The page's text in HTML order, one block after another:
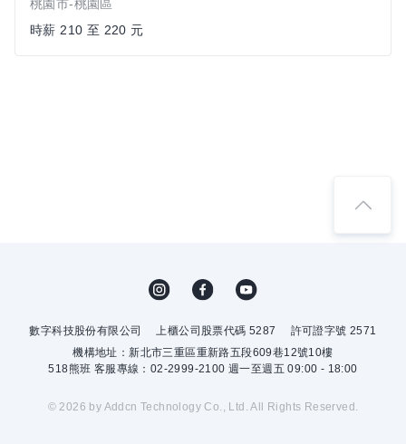
桃園市-桃園區
時薪 210 至 220 元
數字科技股份有限公司 上櫃公司股票代碼 5287
許可證字號 2571
機構地址：新北市三重區重新路五段609巷12號10樓
518熊班 客服專線：02-2999-2100 週一至週五 09:00 - 18:00
© 2026 by Addcn Technology Co., Ltd. All Rights Reserved.